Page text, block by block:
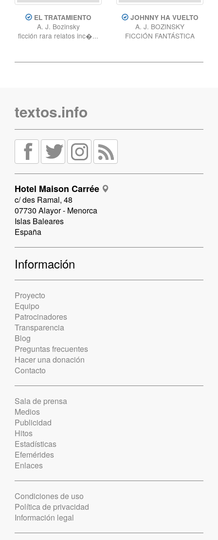
EL TRATAMIENTO
A. J. Bozinsky
ficción rara relatos inc�...
JOHNNY HA VUELTO
A. J. BOZINSKY
FICCIÓN FANTÁSTICA
textos.info
Hotel Maison Carrée
c/ des Ramal, 48
07730 Alayor - Menorca
Islas Baleares
España
Información
Proyecto
Equipo
Patrocinadores
Transparencia
Blog
Preguntas frecuentes
Hacer una donación
Contacto
Sala de prensa
Medios
Publicidad
Hitos
Estadísticas
Efemérides
Enlaces
Condiciones de uso
Política de privacidad
Información legal